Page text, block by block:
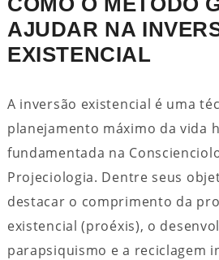
AJUDAR NA
EXISTENCIAL
A inversão existencial é uma
planejamento máximo da vida
fundamentada na
Projeciologia. Dentre seus
destacar o comprimento da
existencial (proéxis), o
parapsiquismo e a reciclagem